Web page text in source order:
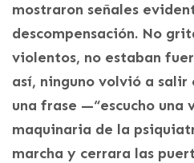
mostraron señales
descompensación. No
violentos, no estaban
así, ninguno volvió a salir
una frase —“escucho una
maquinaria de la
marcha y cerrara las